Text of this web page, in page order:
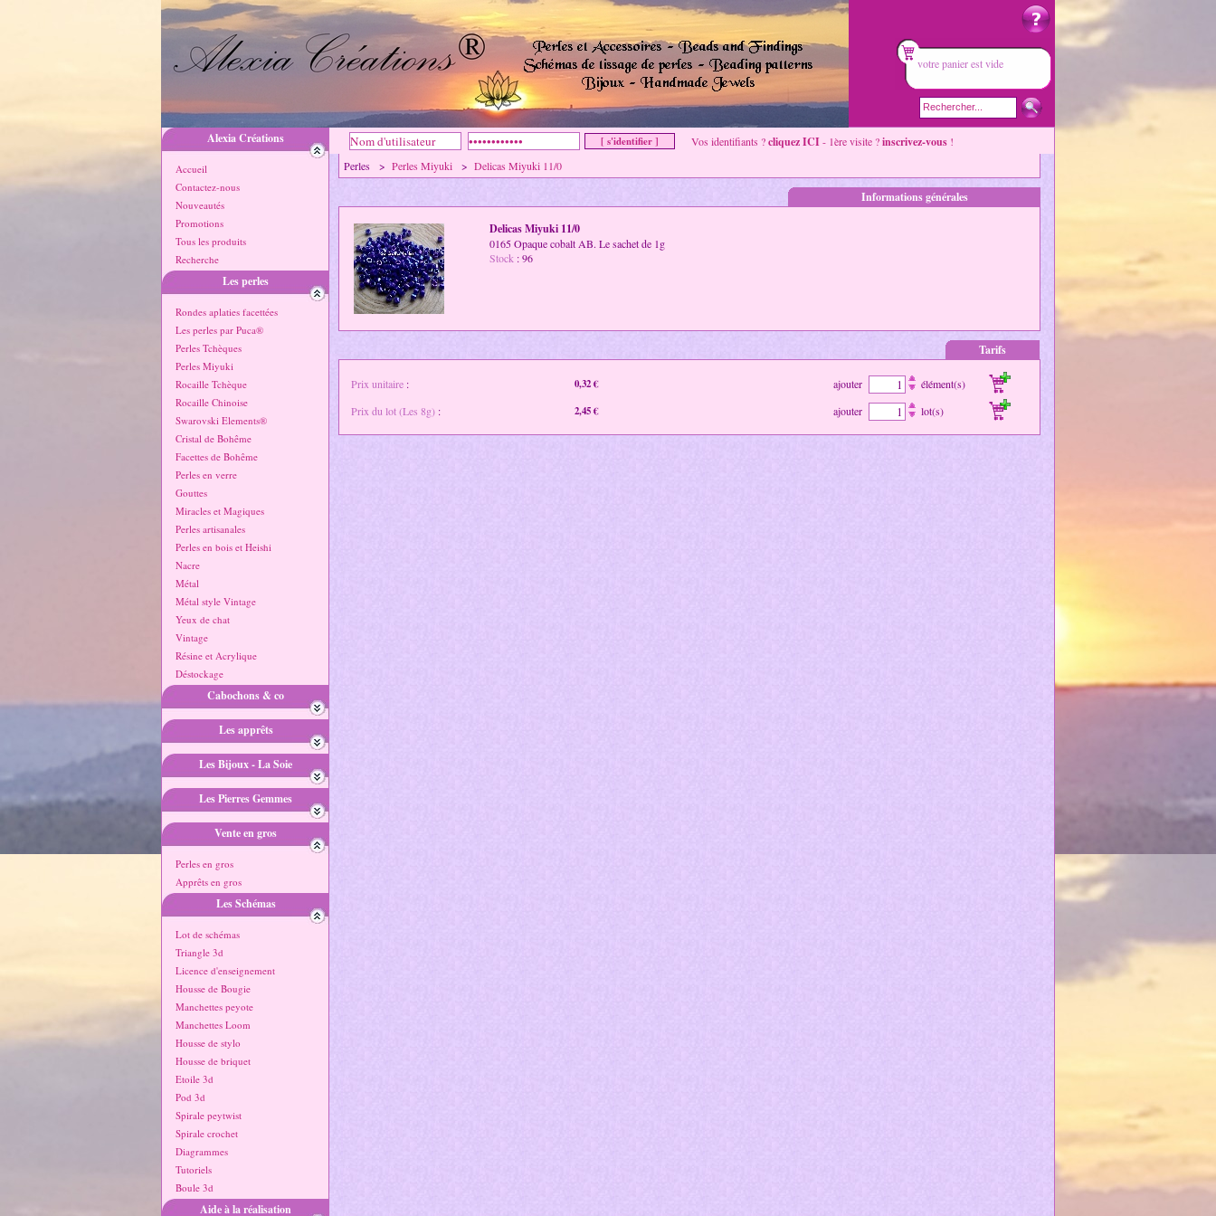
votre panier est vide
Alexia Créations
Accueil
Contactez-nous
Nouveautés
Promotions
Tous les produits
Recherche
Les perles
Rondes aplaties facettées
Les perles par Puca®
Perles Tchèques
Perles Miyuki
Rocaille Tchèque
Rocaille Chinoise
Swarovski Elements®
Cristal de Bohême
Facettes de Bohême
Perles en verre
Gouttes
Miracles et Magiques
Perles artisanales
Perles en bois et Heishi
Nacre
Métal
Métal style Vintage
Yeux de chat
Vintage
Résine et Acrylique
Déstockage
Cabochons & co
Les apprêts
Les Bijoux - La Soie
Les Pierres Gemmes
Vente en gros
Perles en gros
Apprêts en gros
Les Schémas
Lot de schémas
Triangle 3d
Licence d'enseignement
Housse de Bougie
Manchettes peyote
Manchettes Loom
Housse de stylo
Housse de briquet
Etoile 3d
Pod 3d
Spirale peytwist
Spirale crochet
Diagrammes
Tutoriels
Boule 3d
Aide à la réalisation
Vos identifiants ?cliquez ICI- 1ère visite ?inscrivez-vous !
Perles > Perles Miyuki > Delicas Miyuki 11/0
Informations générales
Delicas Miyuki 11/0
0165 Opaque cobalt AB. Le sachet de 1g
Stock : 96
Tarifs
Prix unitaire : 0,32 € ajouter
élément(s)
Prix du lot (Les 8g) : 2,45 € ajouter lot(s)